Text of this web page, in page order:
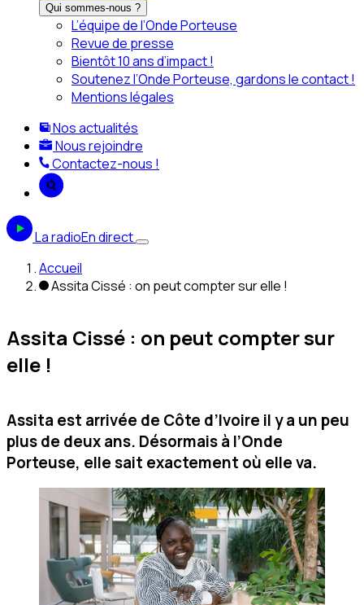
Qui sommes-nous ?
L’équipe de l’Onde Porteuse
Revue de presse
Bientôt 10 ans d’impact !
Soutenez l’Onde Porteuse, gardons le contact !
Mentions légales
Nos actualités
Nous rejoindre
Contactez-nous !
La radioEn direct
Accueil
Assita Cissé : on peut compter sur elle !
Assita Cissé : on peut compter sur
elle !
Assita est arrivée de Côte d’Ivoire il y a un peu
plus de deux ans. Désormais à l’Onde
Porteuse, elle sait exactement où elle va.